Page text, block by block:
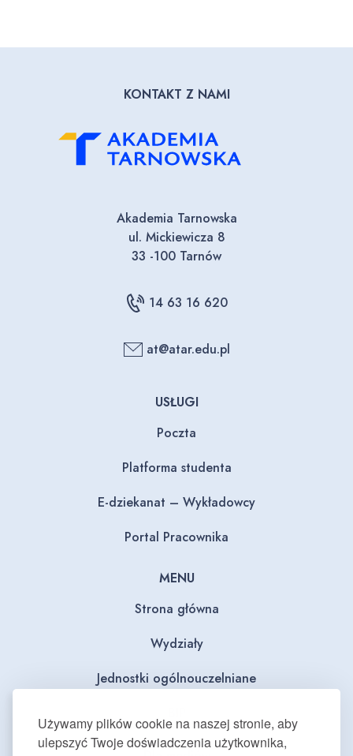
Używamy plików cookie na naszej stronie, aby
ulepszyć Twoje doświadczenia użytkownika,
KONTAKT Z NAMI
Akademia Tarnowska
ul. Mickiewicza 8
33 -100 Tarnów
14 63 16 620
at@atar.edu.pl
USŁUGI
Poczta
Platforma studenta
E-dziekanat – Wykładowcy
Portal Pracownika
MENU
Strona główna
Wydziały
Jednostki ogólnouczelniane